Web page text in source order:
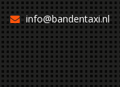
info@bandentaxi.nl